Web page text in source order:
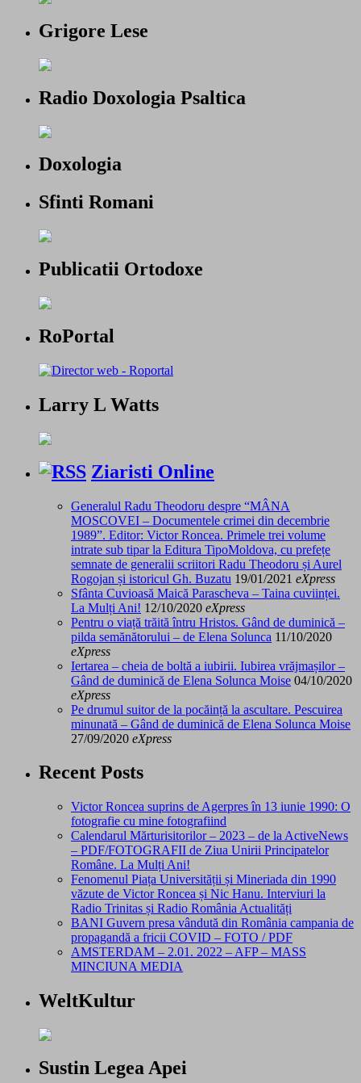
Grigore Lese
Radio Doxologia Psaltica
Doxologia
Sfinti Romani
Publicatii Ortodoxe
RoPortal
Larry L Watts
Ziaristi Online
Generalul Radu Theodoru despre “MÂNA
MOSCOVEI – Documentele crimei din decembrie
1989”. Editor: Victor Roncea. Primele trei volume
intrate sub tipar la Editura TipoMoldova, cu prefețe
semnate de generalii scriitori Radu Theodoru și Aurel
Rogojan și istoricul Gh. Buzatu 19/01/2021 eXpress
Sfânta Cuvioasă Maică Parascheva – Taina cuviinței.
La Mulți Ani! 12/10/2020 eXpress
Pentru o viață trăită întru Hristos. Gând de duminică –
pilda semănătorului – de Elena Solunca 11/10/2020
eXpress
Iertarea – cheia de boltă a iubirii. Iubirea vrăjmașilor –
Gând de duminică de Elena Solunca Moise 04/10/2020
eXpress
Pe drumul suitor de la pocăință la ascultare. Pescuirea
minunată – Gând de duminică de Elena Solunca Moise
27/09/2020 eXpress
Recent Posts
Victor Roncea suprins de Agerpres în 13 iunie 1990: O
fotografie cu mine fotografiind
Calendarul Mărturisitorilor – 2023 – de la ActiveNews
– PDF/FOTOGRAFII de Ziua Unirii Principatelor
Române. La Mulți Ani!
Fenomenul Piața Universității și Mineriada din 1990
văzute de Victor Roncea și Nic Hanu. Interviuri la
Radio Trinitas și Radio România Actualități
BANI Guvern presa vândută din România campania de
propagandă a fricii COVID – FOTO / PDF
AMSTERDAM – 2.01. 2022 – AFP – MASS
MINCIUNA MEDIA
WeltKultur
Sustin Legea Apei